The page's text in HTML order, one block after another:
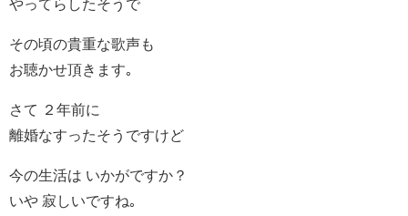
やってらしたそうで
その頃の貴重な歌声も
お聴かせ頂きます｡
さて ２年前に
離婚なすったそうですけど
今の生活は いかがですか？
いや 寂しいですね｡